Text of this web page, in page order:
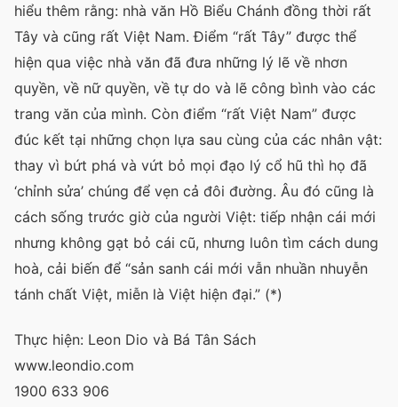
hiểu thêm rằng: nhà văn Hồ Biểu Chánh đồng thời rất
Tây và cũng rất Việt Nam. Điểm “rất Tây” được thể
hiện qua việc nhà văn đã đưa những lý lẽ về nhơn
quyền, về nữ quyền, về tự do và lẽ công bình vào các
trang văn của mình. Còn điểm “rất Việt Nam” được
đúc kết tại những chọn lựa sau cùng của các nhân vật:
thay vì bứt phá và vứt bỏ mọi đạo lý cổ hũ thì họ đã
‘chỉnh sửa’ chúng để vẹn cả đôi đường. Âu đó cũng là
cách sống trước giờ của người Việt: tiếp nhận cái mới
nhưng không gạt bỏ cái cũ, nhưng luôn tìm cách dung
hoà, cải biến để “sản sanh cái mới vẫn nhuần nhuyễn
tánh chất Việt, miễn là Việt hiện đại.” (*)
Thực hiện: Leon Dio và Bá Tân Sách
www.leondio.com
1900 633 906